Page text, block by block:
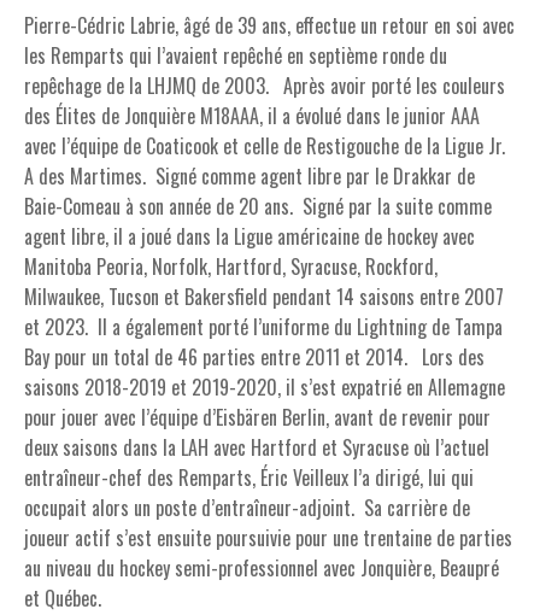
Pierre-Cédric Labrie, âgé de 39 ans, effectue un retour en soi avec
les Remparts qui l’avaient repêché en septième ronde du
repêchage de la LHJMQ de 2003. Après avoir porté les couleurs
des Élites de Jonquière M18AAA, il a évolué dans le junior AAA
avec l’équipe de Coaticook et celle de Restigouche de la Ligue Jr.
A des Martimes. Signé comme agent libre par le Drakkar de
Baie-Comeau à son année de 20 ans. Signé par la suite comme
agent libre, il a joué dans la Ligue américaine de hockey avec
Manitoba Peoria, Norfolk, Hartford, Syracuse, Rockford,
Milwaukee, Tucson et Bakersfield pendant 14 saisons entre 2007
et 2023. Il a également porté l’uniforme du Lightning de Tampa
Bay pour un total de 46 parties entre 2011 et 2014. Lors des
saisons 2018-2019 et 2019-2020, il s’est expatrié en Allemagne
pour jouer avec l’équipe d’Eisbären Berlin, avant de revenir pour
deux saisons dans la LAH avec Hartford et Syracuse où l’actuel
entraîneur-chef des Remparts, Éric Veilleux l’a dirigé, lui qui
occupait alors un poste d’entraîneur-adjoint. Sa carrière de
joueur actif s’est ensuite poursuivie pour une trentaine de parties
au niveau du hockey semi-professionnel avec Jonquière, Beaupré
et Québec.